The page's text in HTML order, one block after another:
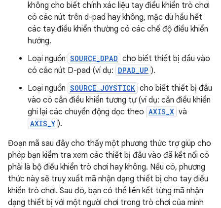
không cho biết chính xác liệu tay điều khiển trò chơi
có các nút trên d-pad hay không, mặc dù hầu hết
các tay điều khiển thường có các chế độ điều khiển
hướng.
Loại nguồn SOURCE_DPAD cho biết thiết bị đầu vào
có các nút D-pad (ví dụ: DPAD_UP ).
Loại nguồn SOURCE_JOYSTICK cho biết thiết bị đầu
vào có cần điều khiển tương tự (ví dụ: cần điều khiển
ghi lại các chuyển động dọc theo AXIS_X và
AXIS_Y ).
Đoạn mã sau đây cho thấy một phương thức trợ giúp cho
phép bạn kiểm tra xem các thiết bị đầu vào đã kết nối có
phải là bộ điều khiển trò chơi hay không. Nếu có, phương
thức này sẽ truy xuất mã nhận dạng thiết bị cho tay điều
khiển trò chơi. Sau đó, bạn có thể liên kết từng mã nhận
dạng thiết bị với một người chơi trong trò chơi của mình